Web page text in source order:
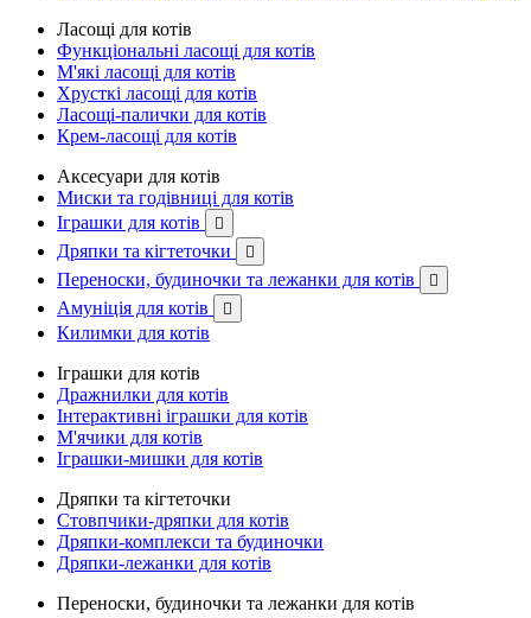
Ласощі для котів
Функціональні ласощі для котів
М'які ласощі для котів
Хрусткі ласощі для котів
Ласощі-палички для котів
Крем-ласощі для котів
Аксесуари для котів
Миски та годівниці для котів
Іграшки для котів

Дряпки та кігтеточки 
Переноски, будиночки та лежанки для котів 
Амуніція для котів 
Килимки для котів
Іграшки для котів
Дражнилки для котів
Інтерактивні іграшки для котів
М'ячики для котів
Іграшки-мишки для котів
Дряпки та кігтеточки
Стовпчики-дряпки для котів
Дряпки-комплекси та будиночки
Дряпки-лежанки для котів
Переноски, будиночки та лежанки для котів